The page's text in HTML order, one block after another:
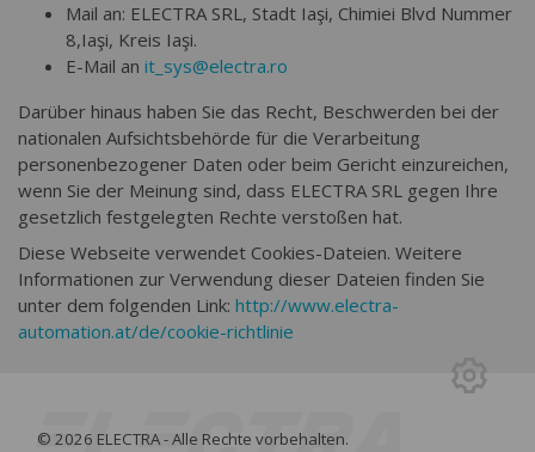
Mail an: ELECTRA SRL, Stadt Iaşi, Chimiei Blvd Nummer
8,Iaşi, Kreis Iaşi.
E-Mail an it_sys@electra.ro
Darüber hinaus haben Sie das Recht, Beschwerden bei der
nationalen Aufsichtsbehörde für die Verarbeitung
personenbezogener Daten oder beim Gericht einzureichen,
wenn Sie der Meinung sind, dass ELECTRA SRL gegen Ihre
gesetzlich festgelegten Rechte verstoßen hat.
Diese Webseite verwendet Cookies-Dateien. Weitere
Informationen zur Verwendung dieser Dateien finden Sie
unter dem folgenden Link: http://www.electra-
automation.at/de/cookie-richtlinie
© 2026 ELECTRA - Alle Rechte vorbehalten.